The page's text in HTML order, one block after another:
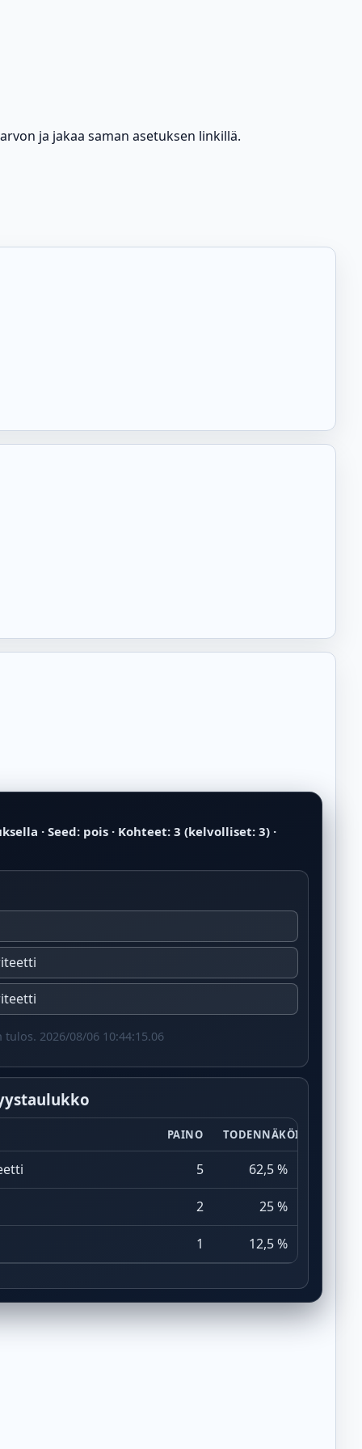
ja jakaa saman asetuksen linkillä.
· Seed: pois · Kohteet: 3 (kelvolliset: 3) ·
2026/08/06 10:44:15.06
PAINO TODENNÄKÖISYYS
5 62,5 %
2 25 %
1 12,5 %